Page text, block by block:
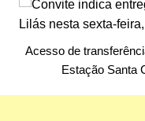
Acesso de
Estação Santa